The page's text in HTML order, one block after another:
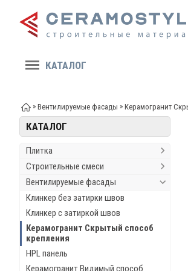
КАТАЛОГ
» Вентилируемые фасады » Керамогранит
КАТАЛОГ
Плитка
Строительные смеси
Вентилируемые фасады
Клинкер без затирки швов
Клинкер с затиркой швов
Керамогранит Скрытый способ
крепления
HPL панель
Керамогранит Видимый способ